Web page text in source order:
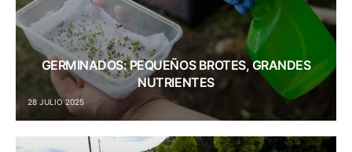
GERMINADOS: PEQUEÑOS BROTES, GRANDES
NUTRIENTES
28 JULIO 2025